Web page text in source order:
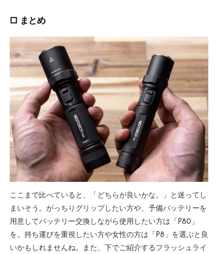
□ まとめ
ここまで比べていると、「どちらが良いかな。」と迷ってし
まいそう。がっちりグリップしたい方や、予備バッテリーを
用意してバッテリー交換しながら使用したい方は「P80」
を。持ち運びを重視したい方や女性の方は「P8」を選ぶと良
いかもしれませんね。また、下でご紹介するフラッシュライ